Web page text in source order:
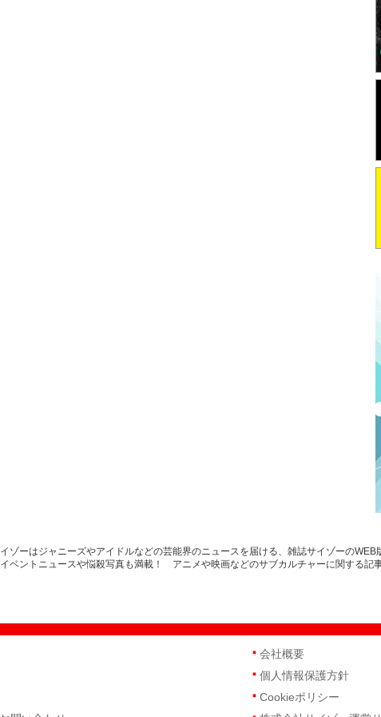
ゾーはジャニーズやアイドルなどの芸能界のニュースを届ける、雑誌サイゾーの
ベントニュースや悩殺写真も満載！ アニメや映画などのサブカルチャーに関する記事
会社概要
個人情報保護方針
Cookieポリシー